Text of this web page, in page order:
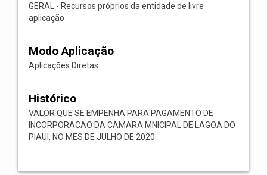
GERAL - Recursos próprios da entidade de livre
aplicação
Modo Aplicação
Aplicações Diretas
Histórico
VALOR QUE SE EMPENHA PARA PAGAMENTO DE
INCORPORACAO DA CAMARA MNICIPAL DE LAGOA DO
PIAUI, NO MES DE JULHO DE 2020.